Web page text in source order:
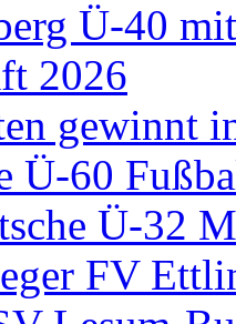
Ü-40
2026
gewinnt
Ü-60
Ü-32
FV